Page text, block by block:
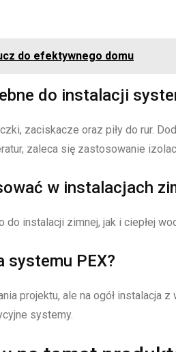
do efektywnego domu
do instalacji
zaciskacze oraz piły do rur.
zaleca się zastosowanie
w instalacjach
instalacji zimnej, jak i ciepłej
systemu PEX?
projektu, ale na ogół instalacja
systemy.